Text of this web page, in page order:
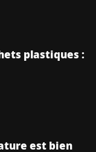
plastiques :
est bien